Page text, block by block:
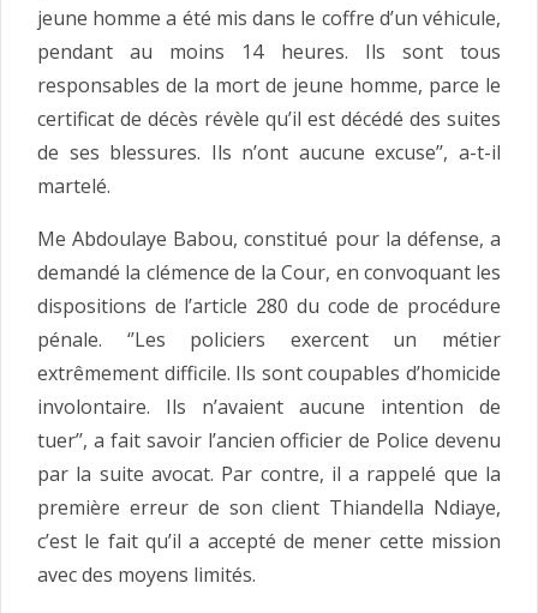
jeune homme a été mis dans le coffre d’un véhicule,
pendant au moins 14 heures. Ils sont tous
responsables de la mort de jeune homme, parce le
certificat de décès révèle qu’il est décédé des suites
de ses blessures. Ils n’ont aucune excuse’’, a-t-il
martelé.
Me Abdoulaye Babou, constitué pour la défense, a
demandé la clémence de la Cour, en convoquant les
dispositions de l’article 280 du code de procédure
pénale. ‘’Les policiers exercent un métier
extrêmement difficile. Ils sont coupables d’homicide
involontaire. Ils n’avaient aucune intention de
tuer’’, a fait savoir l’ancien officier de Police devenu
par la suite avocat. Par contre, il a rappelé que la
première erreur de son client Thiandella Ndiaye,
c’est le fait qu’il a accepté de mener cette mission
avec des moyens limités.